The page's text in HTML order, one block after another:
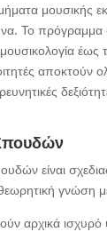
μουσικής
Το
αποκτούν
είναι
γνώση
αρχικά